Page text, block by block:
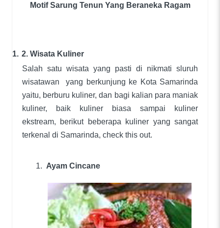
Motif Sarung Tenun Yang Beraneka Ragam
1. 2. Wisata Kuliner
Salah satu wisata yang pasti di nikmati sluruh
wisatawan yang berkunjung ke Kota Samarinda
yaitu, berburu kuliner, dan bagi kalian para maniak
kuliner, baik kuliner biasa sampai kuliner
ekstream, berikut beberapa kuliner yang sangat
terkenal di Samarinda, check this out.
1. Ayam Cincane